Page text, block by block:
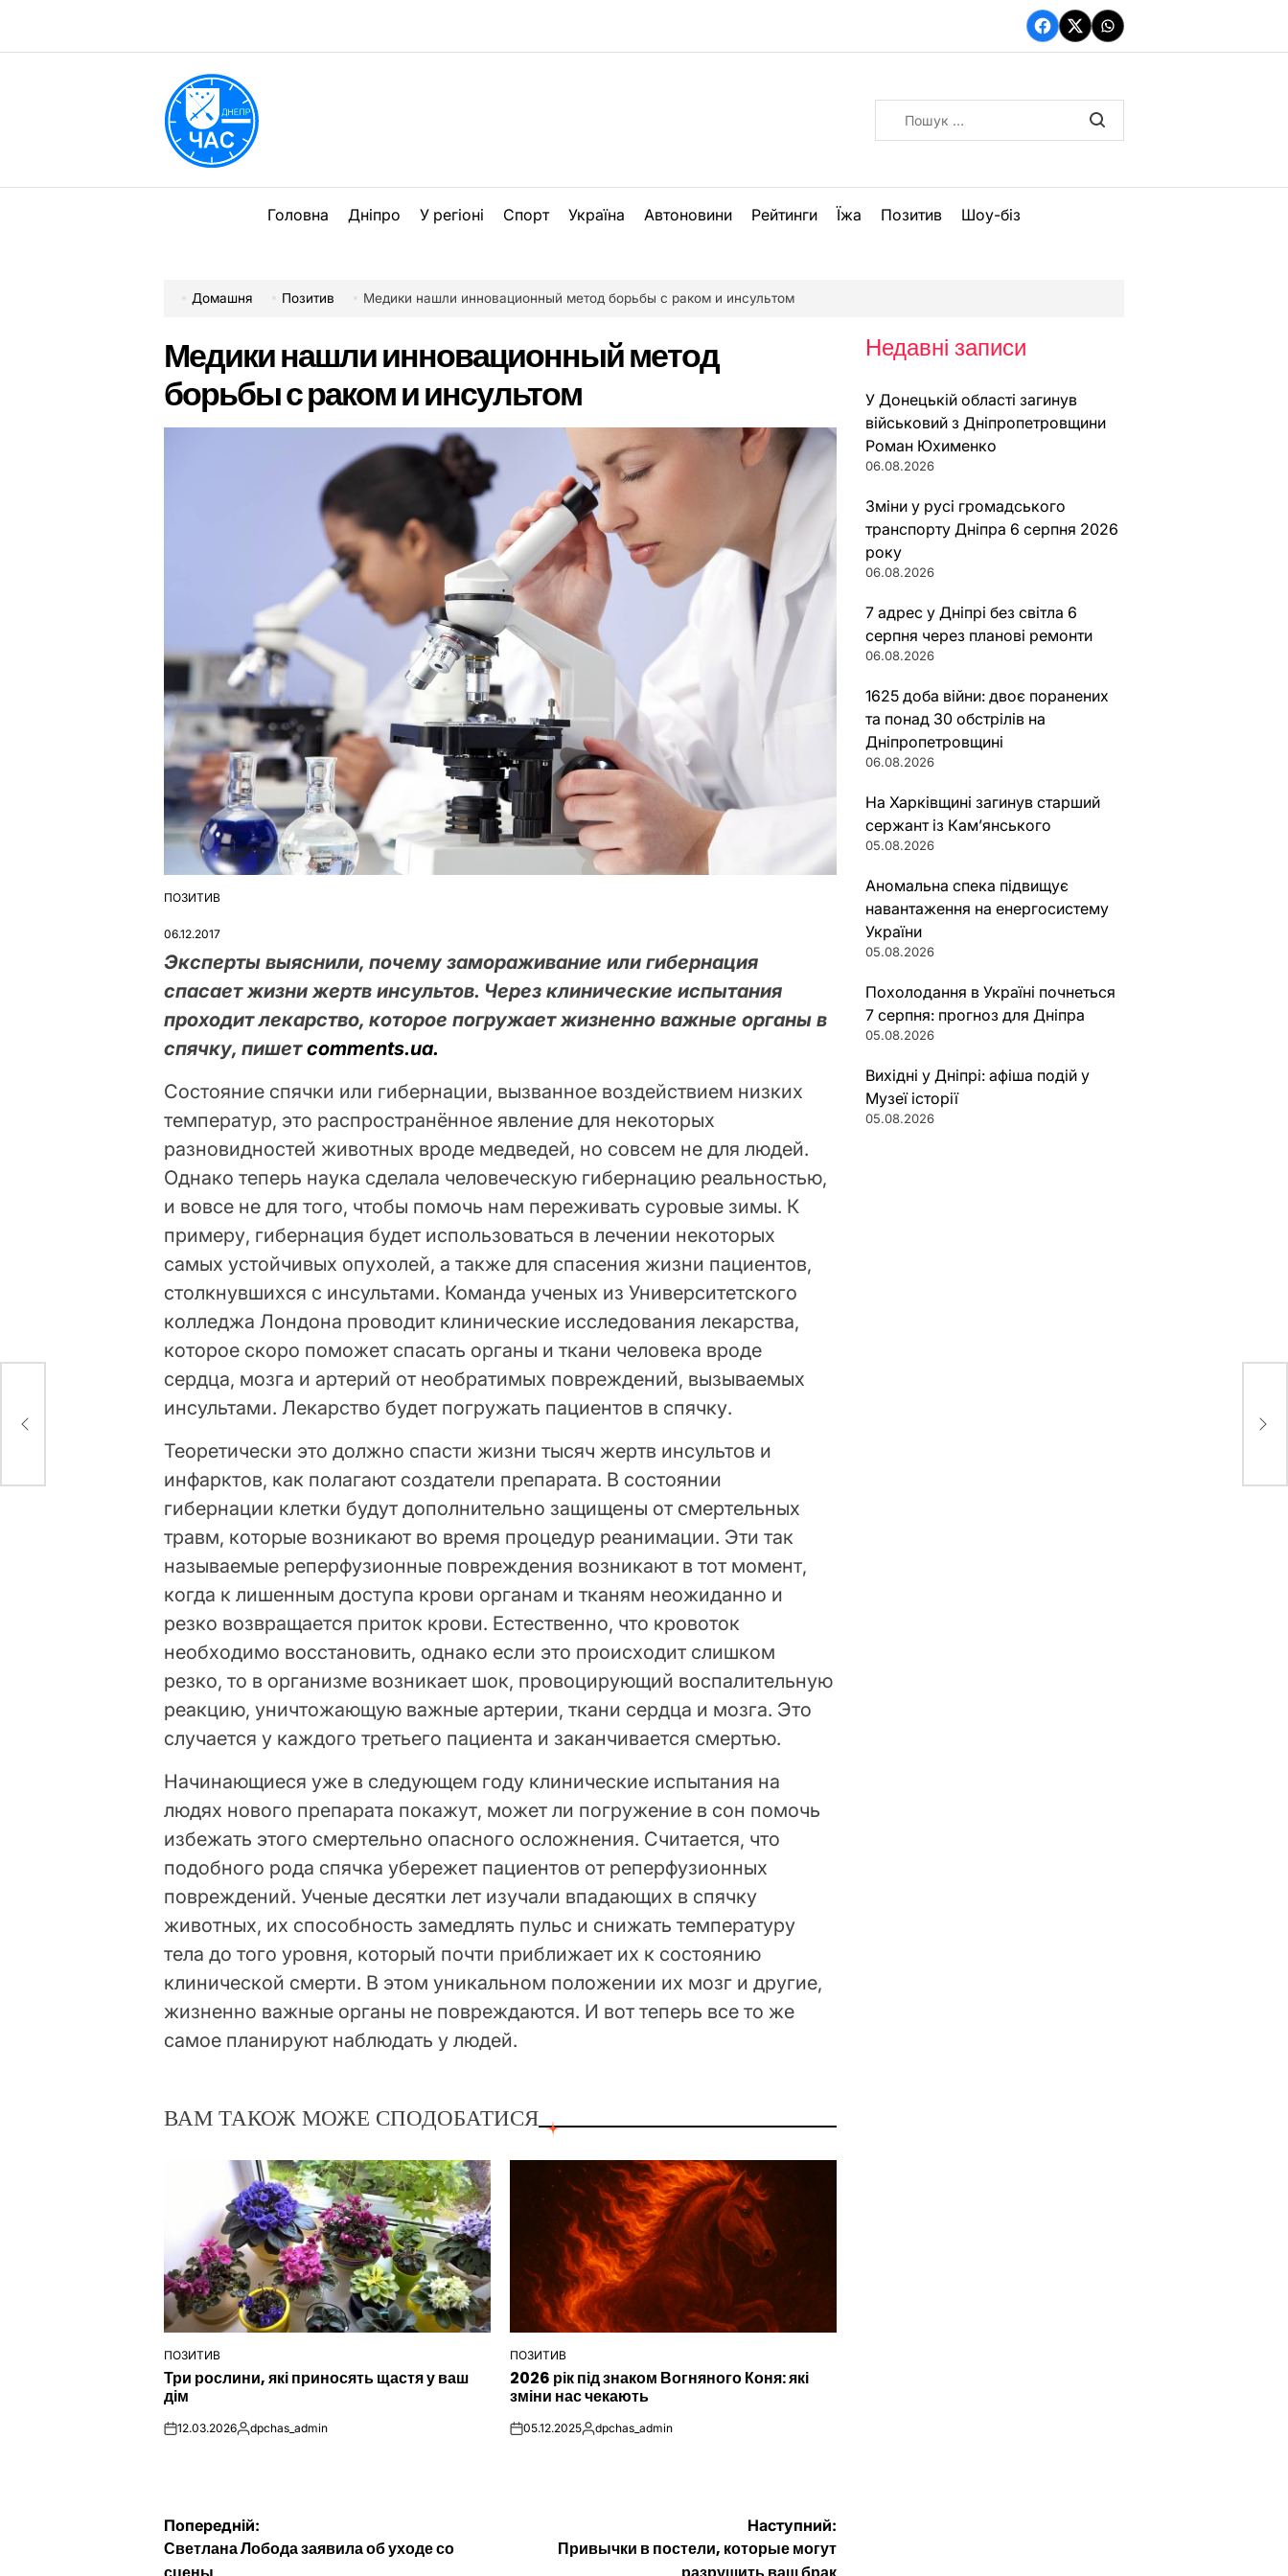
вмісту
Facebook
TwitterWhatsApp
Головна Дніпро У регіоні Спорт Україна Автоновини Рейтинги Їжа Позитив Шоу-біз
Домашня Позитив Медики нашли инновационный метод борьбы с раком и инсультом
Медики нашли инновационный метод
борьбы с раком и инсультом
ОПУБЛІКУВАТИ
ПОЗИТИВ
06.12.2017
Эксперты выяснили, почему замораживание или гибернация
спасает жизни жертв инсультов. Через клинические испытания
проходит лекарство, которое погружает жизненно важные органы в
спячку, пишетcomments.ua.
Состояние спячки или гибернации, вызванное воздействием низких
температур, это распространённое явление для некоторых
разновидностей животных вроде медведей, но совсем не для людей.
Однако теперь наука сделала человеческую гибернацию реальностью,
и вовсе не для того, чтобы помочь нам переживать суровые зимы. К
примеру, гибернация будет использоваться в лечении некоторых
самых устойчивых опухолей, а также для спасения жизни пациентов,
столкнувшихся с инсультами. Команда ученых из Университетского
колледжа Лондона проводит клинические исследования лекарства,
которое скоро поможет спасать органы и ткани человека вроде
сердца, мозга и артерий от необратимых повреждений, вызываемых
инсультами. Лекарство будет погружать пациентов в спячку.
Теоретически это должно спасти жизни тысяч жертв инсультов и
инфарктов, как полагают создатели препарата. В состоянии
гибернации клетки будут дополнительно защищены от смертельных
травм, которые возникают во время процедур реанимации. Эти так
называемые реперфузионные повреждения возникают в тот момент,
когда к лишенным доступа крови органам и тканям неожиданно и
резко возвращается приток крови. Естественно, что кровоток
необходимо восстановить, однако если это происходит слишком
резко, то в организме возникает шок, провоцирующий воспалительную
реакцию, уничтожающую важные артерии, ткани сердца и мозга. Это
случается у каждого третьего пациента и заканчивается смертью.
Начинающиеся уже в следующем году клинические испытания на
людях нового препарата покажут, может ли погружение в сон помочь
избежать этого смертельно опасного осложнения. Считается, что
подобного рода спячка убережет пациентов от реперфузионных
повреждений. Ученые десятки лет изучали впадающих в спячку
животных, их способность замедлять пульс и снижать температуру
тела до того уровня, который почти приближает их к состоянию
клинической смерти. В этом уникальном положении их мозг и другие,
жизненно важные органы не повреждаются. И вот теперь все то же
самое планируют наблюдать у людей.
ВАМ ТАКОЖ МОЖЕ СПОДОБАТИСЯ
ОПУБЛІКУВАТИ
ПОЗИТИВ
Три рослини, які приносять щастя у ваш
дім
on12.03.2026Опубліковано
dpchas_admin
ОПУБЛІКУВАТИ
У
ПОЗИТИВ
2026 рік під знаком Вогняного Коня: які
зміни нас чекають
on05.12.2025Опубліковано
dpchas_admin
Навігація
Попередній:
Светлана Лобода заявила об уходе со
Наступний:
Привычки в постели, которые могут
Недавні записи
У Донецькій області загинув
військовий з Дніпропетровщини
Роман Юхименко
06.08.2026
Зміни у русі громадського
транспорту Дніпра 6 серпня 2026
року
06.08.2026
7 адрес у Дніпрі без світла 6
серпня через планові ремонти
06.08.2026
1625 доба війни: двоє поранених
та понад 30 обстрілів на
Дніпропетровщині
06.08.2026
На Харківщині загинув старший
сержант із Кам’янського
05.08.2026
Аномальна спека підвищує
навантаження на енергосистему
України
05.08.2026
Похолодання в Україні почнеться
7 серпня: прогноз для Дніпра
05.08.2026
Вихідні у Дніпрі: афіша подій у
Музеї історії
05.08.2026